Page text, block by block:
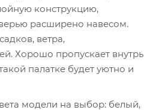
конструкцию,
расширено навесом.
ветра,
Хорошо пропускает внутрь
палатке будет уютно и
модели на выбор: белый,